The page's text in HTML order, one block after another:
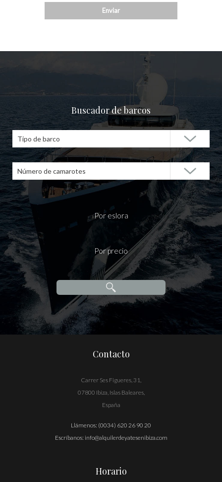
Buscador de barcos
Tipo de barco
Número de camarotes
Por eslora
Por precio
Contacto
Carrer Ses Figueres, 31,
07800 Ibiza, Islas Baleares,
España
Llámenos: (0034) 620 26 90 20
Escríbanos: info@alquilerdeyatesenibiza.com
Horario